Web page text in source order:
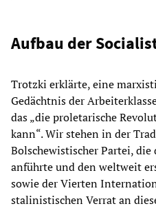
Aufbau der
Trotzki erklärte, eine
Gedächtnis der
das „die proletarische
kann“. Wir stehen in der
Bolschewistischer Partei, die
anführte und den weltweit
sowie der Vierten
stalinistischen Verrat an